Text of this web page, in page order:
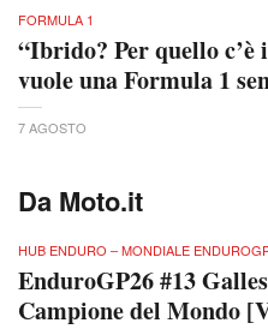
FORMULA 1
“Ibrido? Per quello c’è
vuole una Formula 1
7 AGOSTO
Da Moto.it
HUB ENDURO – MONDIALE
EnduroGP26 #13
Campione del Mondo